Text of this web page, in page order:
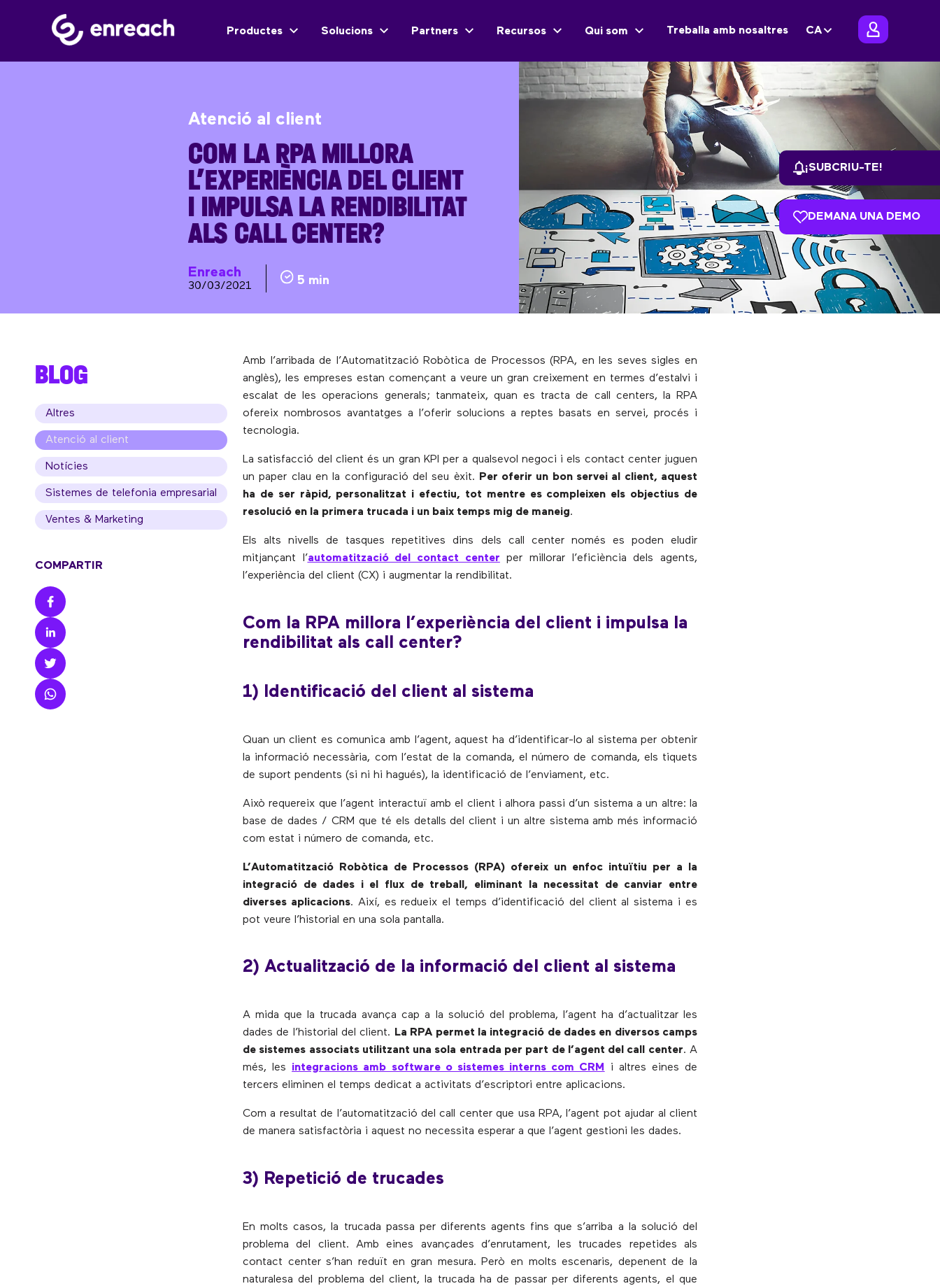
Productes Solucions Partners Recursos Qui som Treballa amb nosaltres CA
Atenció al client
COM LA RPA MILLORA
L’EXPERIÈNCIA DEL CLIENT
I IMPULSA LA RENDIBILITAT
ALS CALL CENTER?
Enreach
30/03/2021 5 min
Amb l’arribada de l’Automatització Robòtica de Processos (RPA, en les seves sigles en
anglès), les empreses estan començant a veure un gran creixement en termes d’estalvi i
escalat de les operacions generals; tanmateix, quan es tracta de call centers, la RPA
ofereix nombrosos avantatges a l’oferir solucions a reptes basats ​​en servei, procés i
tecnologia.
La satisfacció del client és un gran KPI per a qualsevol negoci i els contact center juguen
un paper clau en la configuració del seu èxit. Per oferir un bon servei al client, aquest
ha de ser ràpid, personalitzat i efectiu, tot mentre es compleixen els objectius de
resolució en la primera trucada i un baix temps mig de maneig.
Els alts nivells de tasques repetitives dins dels call center només es poden eludir
mitjançant l’automatització del contact center per millorar l’eficiència dels agents,
l’experiència del client (CX) i augmentar la rendibilitat.
Com la RPA millora l’experiència del client i impulsa la
rendibilitat als call center?
1) Identificació del client al sistema
Quan un client es comunica amb l’agent, aquest ha d’identificar-lo al sistema per obtenir
la informació necessària, com l’estat de la comanda, el número de comanda, els tiquets
de suport pendents (si ni hi hagués), la identificació de l’enviament, etc.
Això requereix que l’agent interactuï amb el client i alhora passi d’un sistema a un altre: la
base de dades / CRM que té els detalls del client i un altre sistema amb més informació
com estat i número de comanda, etc.
L’Automatització Robòtica de Processos (RPA) ofereix un enfoc intuïtiu per a la
integració de dades i el flux de treball, eliminant la necessitat de canviar entre
diverses aplicacions. Així, es redueix el temps d’identificació del client al sistema i es
pot veure l’historial en una sola pantalla.
2) Actualització de la informació del client al sistema
A mida que la trucada avança cap a la solució del problema, l’agent ha d’actualitzar les
dades de l’historial del client.
La RPA permet la integració de dades en diversos camps
de sistemes associats utilitzant una sola entrada per part de l’agent del call center. A
més, les integracions amb software o sistemes interns com CRM
i altres eines de
tercers eliminen el temps dedicat a activitats d’escriptori entre aplicacions.
Com a resultat de l’automatització del call center que usa RPA, l’agent pot ajudar al client
de manera satisfactòria i aquest no necessita esperar a que l’agent gestioni les dades.
3) Repetició de trucades
En molts casos, la trucada passa per diferents agents fins que s’arriba a la solució del
problema del client. Amb eines avançades d’enrutament, les trucades repetides als
contact center s’han reduït en gran mesura. Però en molts escenaris, depenent de la
naturalesa del problema del client, la trucada ha de passar per diferents agents, el que
BLOG
Altres
Atenció al client
Notícies
Sistemes de telefonia empresarial
Ventes & Marketing
COMPARTIR
¡SUBCRIU-TE!
DEMANA UNA DEMO